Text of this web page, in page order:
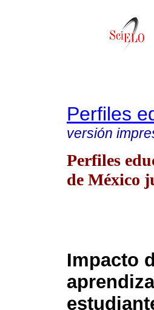
Perfiles
versión
Perfiles
de México
Impacto